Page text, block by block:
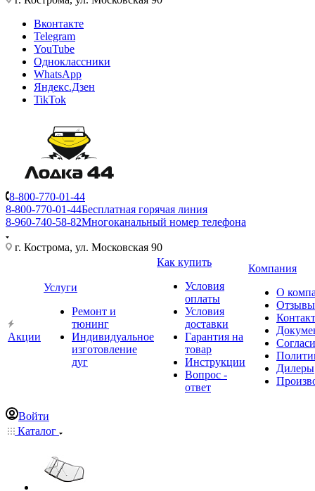
Вконтакте
Telegram
YouTube
Одноклассники
WhatsApp
Яндекс.Дзен
TikTok
8-800-770-01-44
8-800-770-01-44Бесплатная горячая линия
8-960-740-58-82Многоканальный номер телефона
г. Кострома, ул. Московская 90
Акции
Услуги
Ремонт и
тюнинг
Индивидуальное
изготовление
дуг
Как купить
Условия
оплаты
Условия
доставки
Гарантия на
товар
Инструкции
Вопрос -
ответ
Компания
О
Отзывы
Дилеры
Войти
Каталог